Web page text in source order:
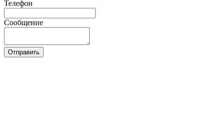
Телефон
Сообщение
Отправить